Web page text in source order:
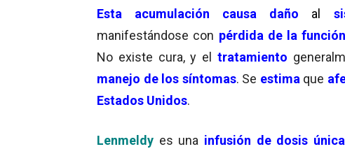
Esta acumulación causa
daño al
manifestándose con pérdida de la
No existe cura, y el tratamiento
manejo de los síntomas. Se estima que
Estados Unidos.
Lenmeldy es una infusión de dosis única